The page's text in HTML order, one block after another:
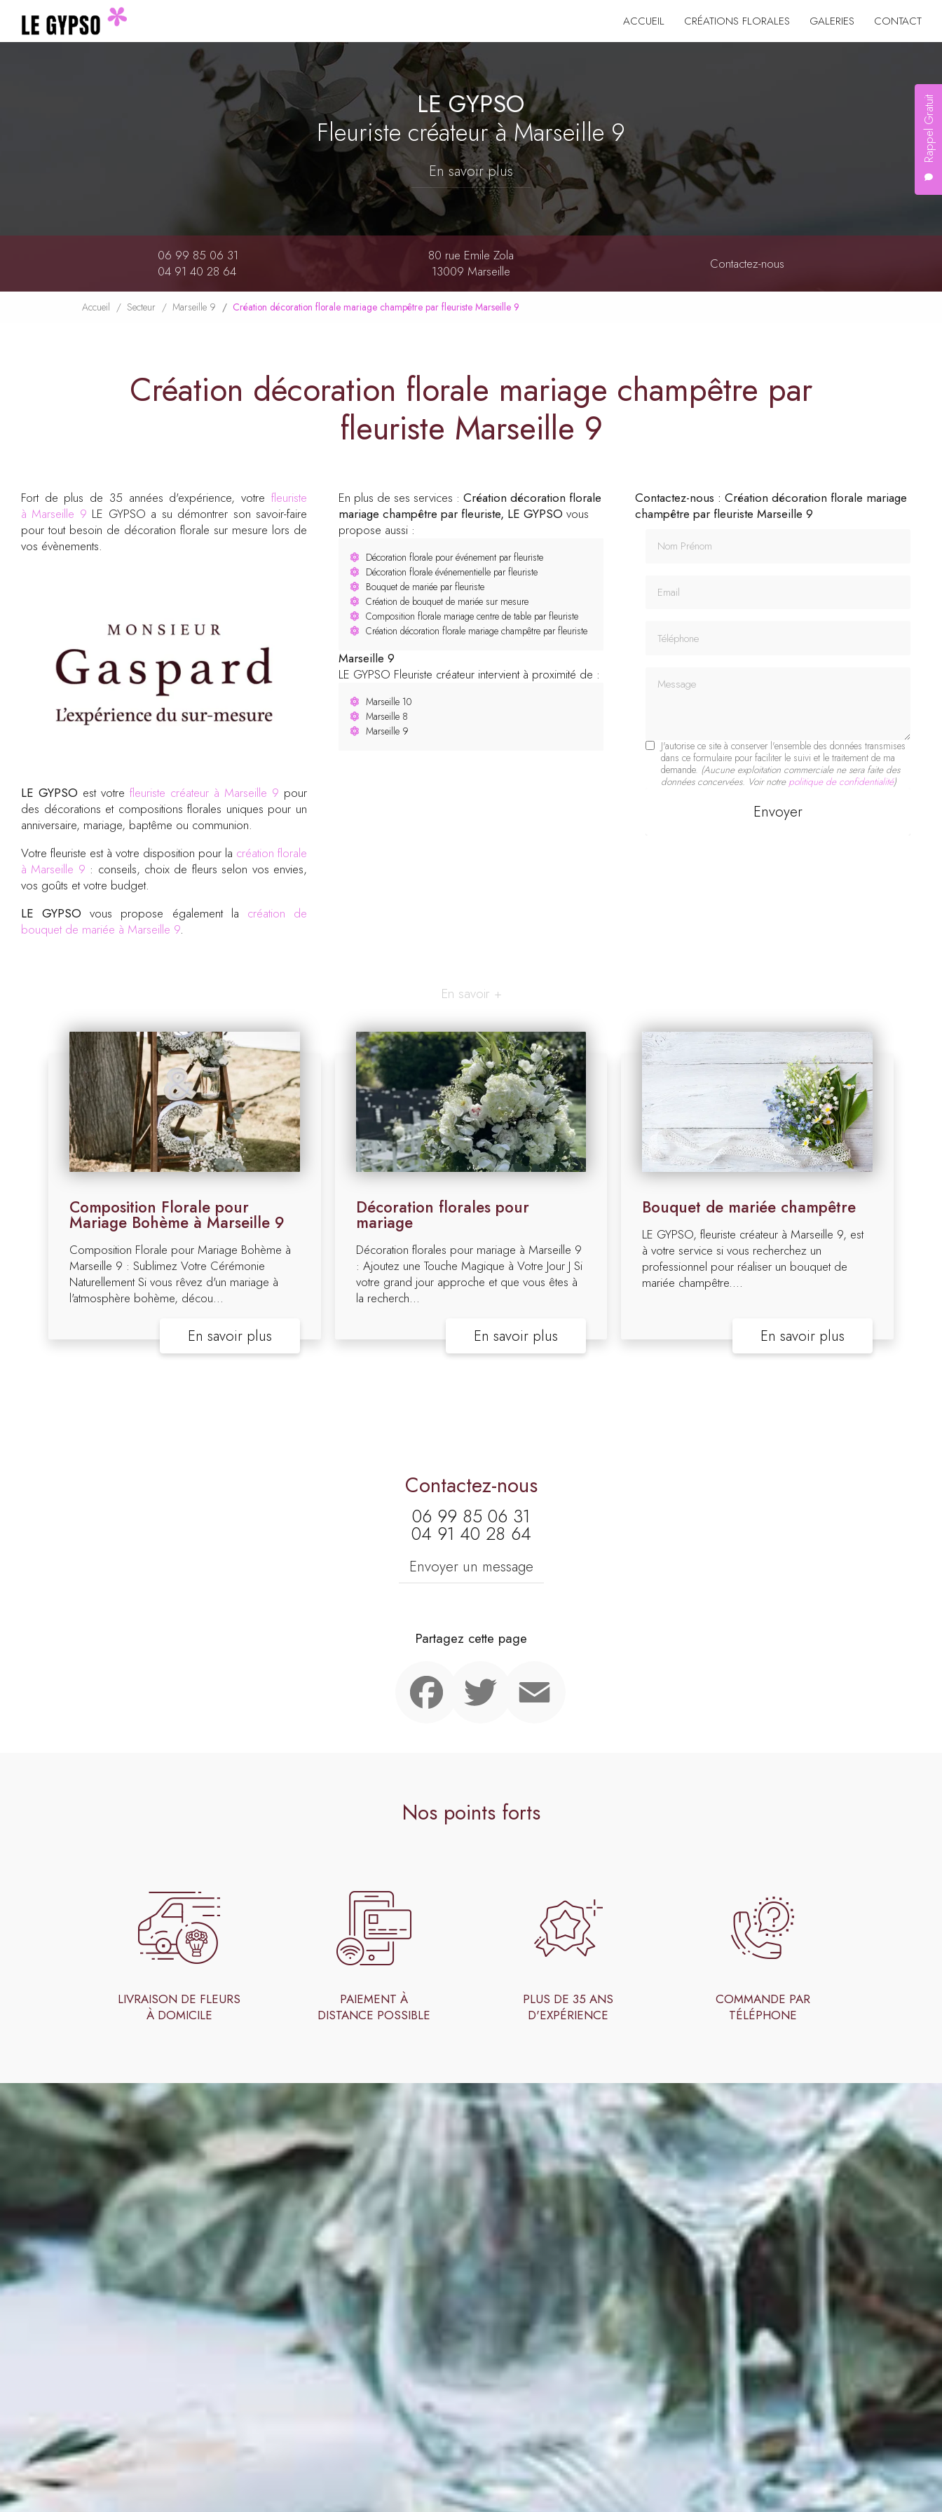
contenu
Rappel Gratuit
ACCUEIL CRÉATIONS FLORALES GALERIES CONTACT
LE GYPSO
Fleuriste créateurà Marseille 9
En savoir plus
06 99 85 06 31
04 91 40 28 64
80 rue Emile Zola
13009 Marseille
Contactez-nous
Accueil Secteur Marseille 9 Création décoration florale mariage champêtre par fleuriste Marseille 9
Création décoration florale mariage champêtre par
fleuriste Marseille 9
Fort de plus de 35 années d'expérience, votre fleuriste
à Marseille 9 LE GYPSO a su démontrer son savoir-faire
pour tout besoin de décoration florale sur mesure lors de
vos évènements.
LE GYPSO est votre fleuriste créateur à Marseille 9 pour
des décorations et compositions florales uniques pour un
anniversaire, mariage, baptême ou communion.
Votre fleuriste est à votre disposition pour la création florale
à Marseille 9 : conseils, choix de fleurs selon vos envies,
vos goûts et votre budget.
LE GYPSO vous propose également la création de
bouquet de mariée à Marseille 9.
En plus de ses services : Création décoration florale
mariage champêtre par fleuriste, LE GYPSO vous
propose aussi :
Décoration florale pour événement par fleuriste
Décoration florale événementielle par fleuriste
Bouquet de mariée par fleuriste
Création de bouquet de mariée sur mesure
Composition florale mariage centre de table par fleuriste
Création décoration florale mariage champêtre par fleuriste
Marseille 9
LE GYPSO Fleuriste créateur intervient à proximité de :
Marseille 10
Marseille 8
Marseille 9
Contactez-nous : Création décoration florale mariage
champêtre par fleuriste Marseille 9
J'autorise ce site à conserver l'ensemble des données transmises
dans ce formulaire pour faciliter le suivi et le traitement de ma
demande. (Aucune exploitation commerciale ne sera faite des
données concervées. Voir notre politique de confidentialité)
En savoir +
Composition Florale pour
Mariage Bohème à Marseille 9
Composition Florale pour Mariage Bohème à
Marseille 9 : Sublimez Votre Cérémonie
Naturellement Si vous rêvez d'un mariage à
l'atmosphère bohème, décou...
En savoir plus
Décoration florales pour
mariage
Décoration florales pour mariage à Marseille 9
: Ajoutez une Touche Magique à Votre Jour J Si
votre grand jour approche et que vous êtes à
la recherch...
En savoir plus
Bouquet de mariée champêtre
LE GYPSO, fleuriste créateur à Marseille 9, est
à votre service si vous recherchez un
professionnel pour réaliser un bouquet de
mariée champêtre....
En savoir plus
Contactez-nous
06 99 85 06 31
04 91 40 28 64
Envoyer un message
Partagez cette page
Nos points forts
LIVRAISON DE FLEURS
À DOMICILE
PAIEMENT À
DISTANCE POSSIBLE
PLUS DE 35 ANS
D'EXPÉRIENCE
COMMANDE PAR
TÉLÉPHONE